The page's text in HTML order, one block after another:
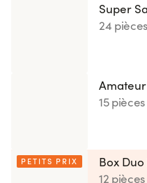
Super
24 pièces
15 pièces
PETITS PRIX
Box Duo
12 pièces